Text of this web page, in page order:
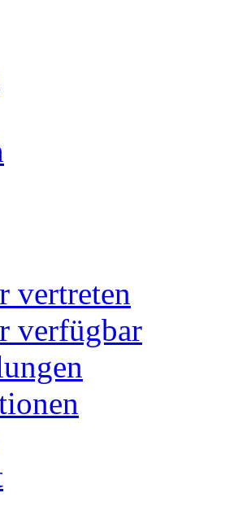
vertreten
verfügbar